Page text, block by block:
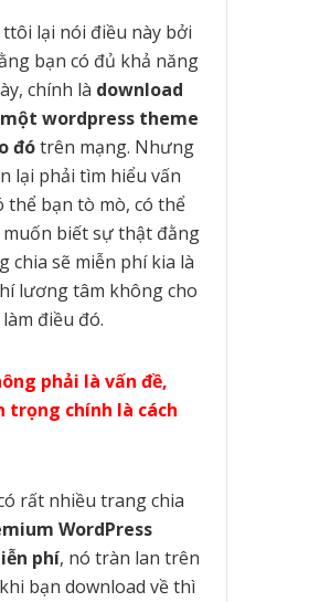
ttôi lại nói điều này bởi
bạn có đủ khả năng
chính là download
wordpress theme
đótrên mạng. Nhưng
lại phải tìm hiểu vấn
thể bạn tò mò, có thể
biết sự thật đằng
chia sẽ miễn phí kia là
lương tâm không cho
điều đó.
phải là vấn đề,
trọng chính là cách
rất nhiều trang chia
WordPress
phí, nó tràn lan trên
bạn download về thì